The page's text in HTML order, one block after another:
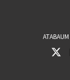
ATABAUM